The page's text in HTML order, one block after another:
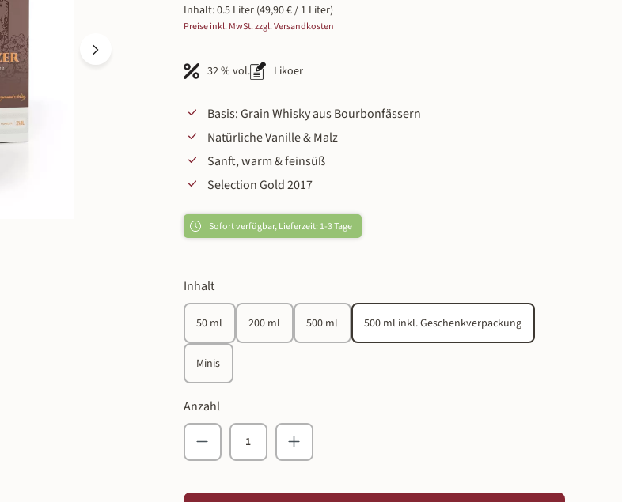
Inhalt:0.5 Liter (49,90 € / 1 Liter)
Preise inkl. MwSt. zzgl. Versandkosten
32 % vol. Likoer
Basis: Grain Whisky aus Bourbonfässern
Natürliche Vanille & Malz
Sanft, warm & feinsüß
Selection Gold 2017
Sofort verfügbar, Lieferzeit: 1-3 Tage
Inhaltauswählen
50 ml 200 ml 500 ml 500 ml inkl. Geschenkverpackung
Minis
Anzahl
Produkt Anzahl: Gib den gewünschten Wert ein oder